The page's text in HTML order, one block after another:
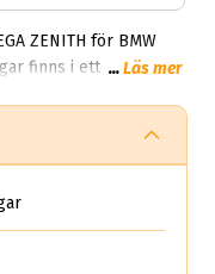
ZENITH för BMW
finns i ett brett
som tål både
modeller (inte alla)
för dig som
...Läs mer